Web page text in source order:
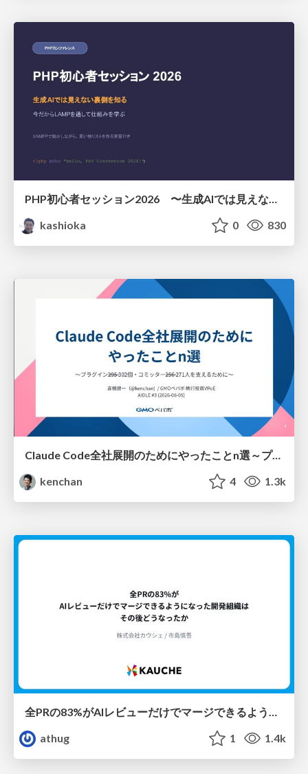
PHP初心者セッション2026 〜生成AIでは見えない裏側を知る：今だからLAMPを通して仕組みを学ぶ〜
kashioka
0 830
Claude Code全社展開のためにやったことn選～プラグイン302個・コミッター271人を支えるために～
kenchan
4 1.3k
athug
1 1.4k